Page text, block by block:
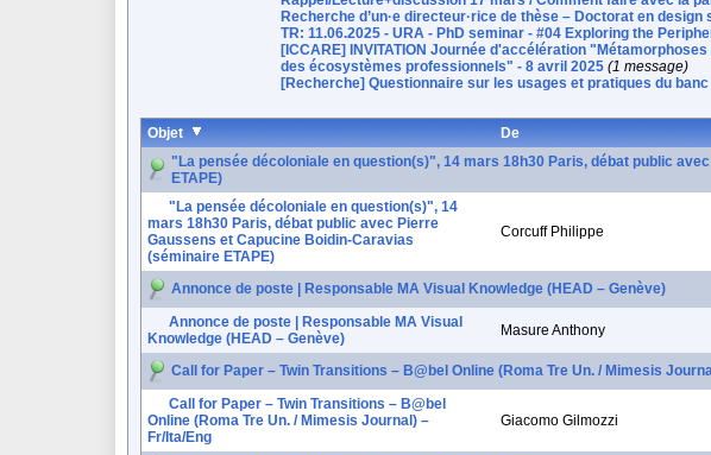
Recherche d’un·e directeur·rice de thèse – Doctorat en
TR: 11.06.2025 - URA - PhD seminar - #04 Exploring the
[ICCARE] INVITATION Journée d'accélération
des écosystèmes professionnels" - 8 avril 2025 (1 message)
[Recherche] Questionnaire sur les usages et pratiques du
Objet De
"La pensée décoloniale en question(s)", 14 mars 18h30 Paris, débat public
ETAPE)
"La pensée décoloniale en question(s)", 14
mars 18h30 Paris, débat public avec Pierre
Gaussens et Capucine Boidin-Caravias
(séminaire ETAPE)
Corcuff Philippe
Annonce de poste | Responsable MA Visual Knowledge (HEAD – Genève)
Annonce de poste | Responsable MA Visual
Knowledge (HEAD – Genève)
Masure Anthony
Call for Paper – Twin Transitions – B@bel Online (Roma Tre Un. / Mimesis
Call for Paper – Twin Transitions – B@bel
Online (Roma Tre Un. / Mimesis Journal) –
Fr/Ita/Eng
Giacomo Gilmozzi